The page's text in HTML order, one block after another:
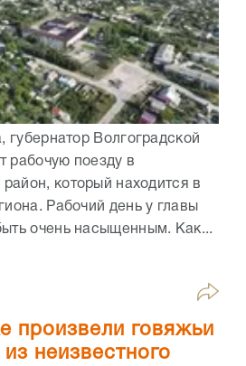
губернатор Волгоградской
рабочую поезду в
который находится в
Рабочий день у главы
очень насыщенным. Как...
произвели говяжьи
неизвестного